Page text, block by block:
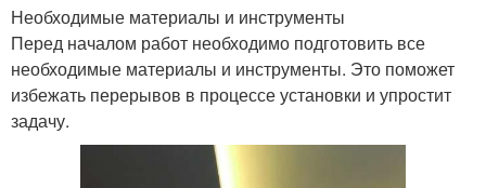
Необходимые материалы и инструменты
Перед началом работ необходимо подготовить все
необходимые материалы и инструменты. Это поможет
избежать перерывов в процессе установки и упростит
задачу.